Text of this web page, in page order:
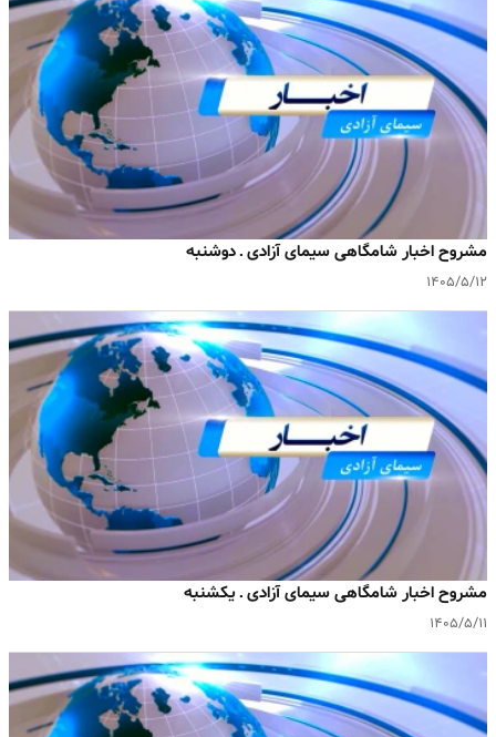
مشروح اخبار شامگاهی سیمای آزادی ـ دوشنبه
۱۴۰۵/۵/۱۲
مشروح اخبار شامگاهی سیمای آزادی ـ یکشنبه
۱۴۰۵/۵/۱۱